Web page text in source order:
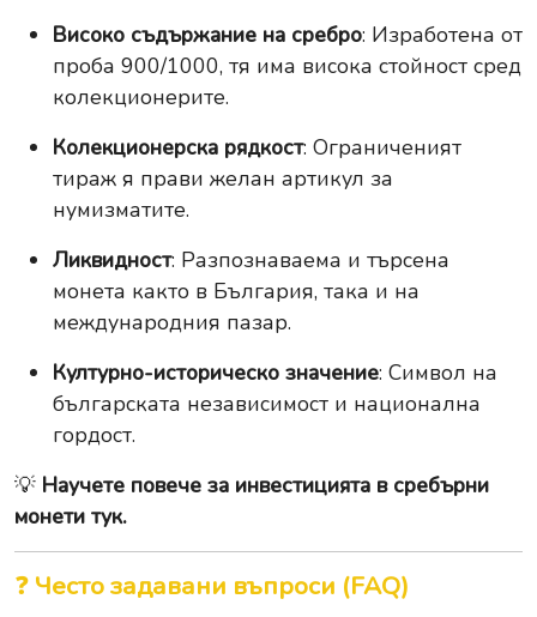
Високо съдържание на сребро: Изработена от
проба 900/1000, тя има висока стойност сред
колекционерите.
Колекционерска рядкост: Ограниченият
тираж я прави желан артикул за
нумизматите.
Ликвидност: Разпознаваема и търсена
монета както в България, така и на
международния пазар.
Културно-историческо значение: Символ на
българската независимост и национална
гордост.
💡 Научете повече за инвестицията в сребърни
монети тук.
❓ Често задавани въпроси (FAQ)